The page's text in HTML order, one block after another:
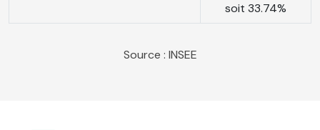
soit 33.74%
Source : INSEE